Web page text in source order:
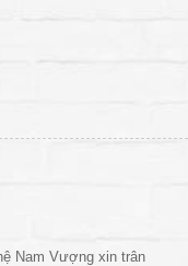
Nam Vượng xin trân